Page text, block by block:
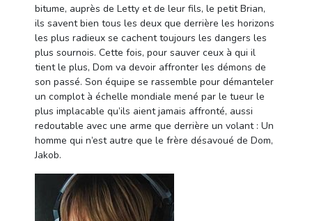
bitume, auprès de Letty et de leur fils, le petit Brian,
ils savent bien tous les deux que derrière les horizons
les plus radieux se cachent toujours les dangers les
plus sournois. Cette fois, pour sauver ceux à qui il
tient le plus, Dom va devoir affronter les démons de
son passé. Son équipe se rassemble pour démanteler
un complot à échelle mondiale mené par le tueur le
plus implacable qu’ils aient jamais affronté, aussi
redoutable avec une arme que derrière un volant : Un
homme qui n’est autre que le frère désavoué de Dom,
Jakob.